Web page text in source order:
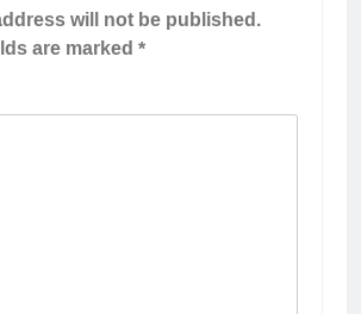
will not be published.
are marked*